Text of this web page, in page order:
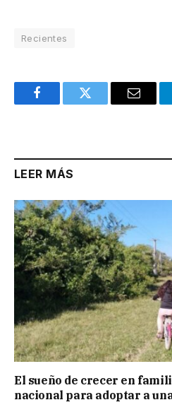
Recientes
FacebookTwitter Email
LEER MÁS
El sueño de crecer en
nacional para adoptar a